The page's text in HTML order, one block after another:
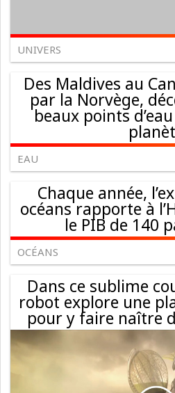
UNIVERS
Des Maldives au
par la Norvège,
beaux points
EAU
Chaque année,
océans rapporte à
le PIB de 140
OCÉANS
Dans ce sublime
robot explore une
pour y faire naître